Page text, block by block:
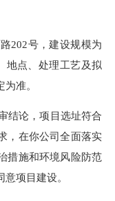
202号 ，建设规模为
地点、处理工艺及拟
为准。
结论 ，项目选址符合
， 在你公司全面落实
措施和环境风险防范
项目建设。